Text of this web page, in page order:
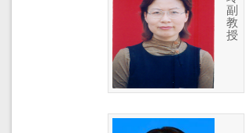
副
教
授